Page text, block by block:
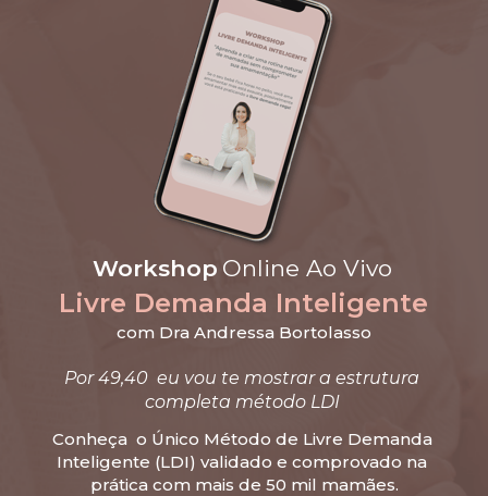
Workshop
Livre Demanda Inteligente
com Dra Andressa Bortolasso
Por 49,40  eu vou te mostrar a estrutura
completa método LDI
Conheça  o Único Método de Livre Demanda
Inteligente (LDI) validado e comprovado na
prática com mais de 50 mil mamães.
Online Ao Vivo